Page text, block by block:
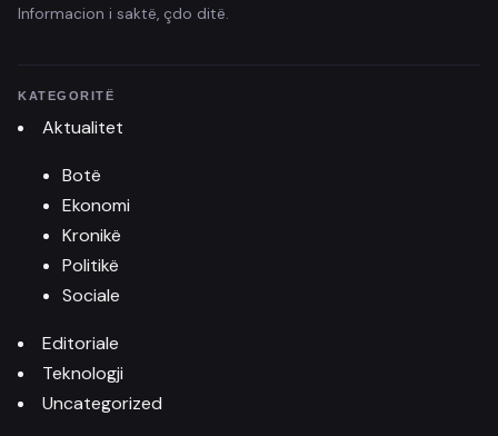
Informacion i saktë, çdo ditë.
KATEGORITË
Aktualitet
Botë
Ekonomi
Kronikë
Politikë
Sociale
Editoriale
Teknologji
Uncategorized